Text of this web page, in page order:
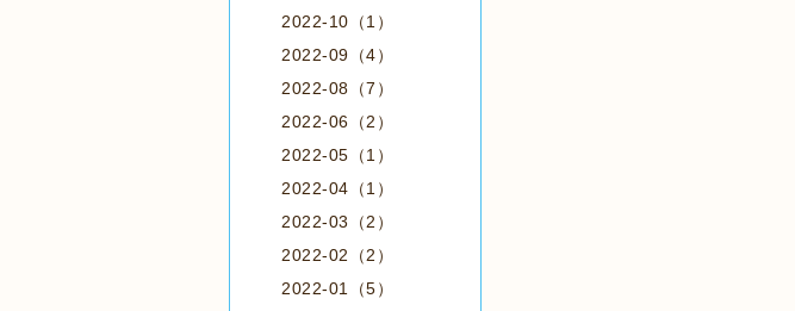
2022-10（1）
2022-09（4）
2022-08（7）
2022-06（2）
2022-05（1）
2022-04（1）
2022-03（2）
2022-02（2）
2022-01（5）